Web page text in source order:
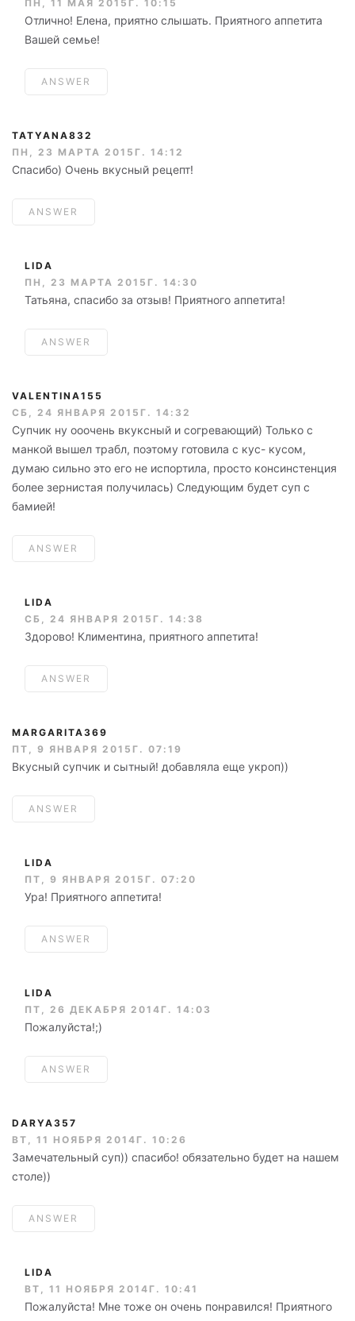
ПН, 11 МАЯ 2015Г. 10:15
Отлично! Елена, приятно слышать. Приятного аппетита
Вашей семье!
ANSWER
TATYANA832
ПН, 23 МАРТА 2015Г. 14:12
Спасибо) Очень вкусный рецепт!
ANSWER
LIDA
ПН, 23 МАРТА 2015Г. 14:30
Татьяна, спасибо за отзыв! Приятного аппетита!
ANSWER
VALENTINA155
СБ, 24 ЯНВАРЯ 2015Г. 14:32
Супчик ну ооочень вкуксный и согревающий) Только с
манкой вышел трабл, поэтому готовила с кус- кусом,
думаю сильно это его не испортила, просто консинстенция
более зернистая получилась) Следующим будет суп с
бамией!
ANSWER
LIDA
СБ, 24 ЯНВАРЯ 2015Г. 14:38
Здорово! Климентина, приятного аппетита!
ANSWER
MARGARITA369
ПТ, 9 ЯНВАРЯ 2015Г. 07:19
Вкусный супчик и сытный! добавляла еще укроп))
ANSWER
LIDA
ПТ, 9 ЯНВАРЯ 2015Г. 07:20
Ура! Приятного аппетита!
ANSWER
LIDA
ПТ, 26 ДЕКАБРЯ 2014Г. 14:03
Пожалуйста!;)
ANSWER
DARYA357
ВТ, 11 НОЯБРЯ 2014Г. 10:26
Замечательный суп)) спасибо! обязательно будет на нашем
столе))
ANSWER
LIDA
ВТ, 11 НОЯБРЯ 2014Г. 10:41
Пожалуйста! Мне тоже он очень понравился! Приятного